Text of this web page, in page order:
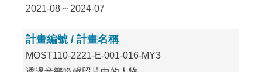
2021-08 ~ 2024-07
計畫編號 / 計畫名稱
MOST110-2221-E-001-016-MY3